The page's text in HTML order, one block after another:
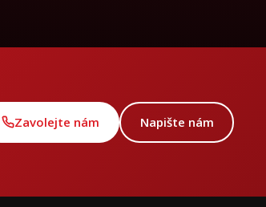
Zavolejte nám Napište nám